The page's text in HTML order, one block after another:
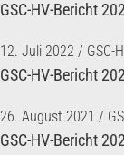
GSC-HV-Bericht
12. Juli 2022 GSC-
GSC-HV-Bericht
26. August 2021
GSC-HV-Bericht